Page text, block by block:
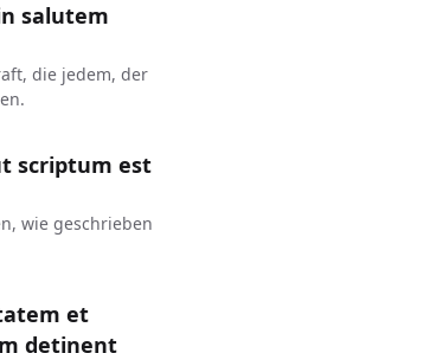
salutem
die jedem, der
scriptum est
wie geschrieben
et
detinent